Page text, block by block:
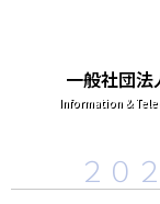
一般社団
Information &
２０